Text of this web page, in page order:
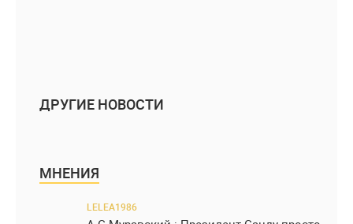
ДРУГИЕ НОВОСТИ
МНЕНИЯ
LELEA1986